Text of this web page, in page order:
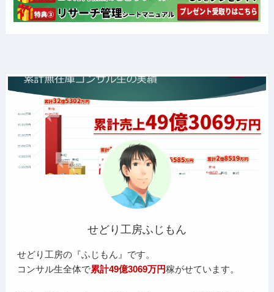
せどり工房ふじもん
せどり工房の『ふじもん』です。
コンサル生全体で累計49億3069万円稼がせています。